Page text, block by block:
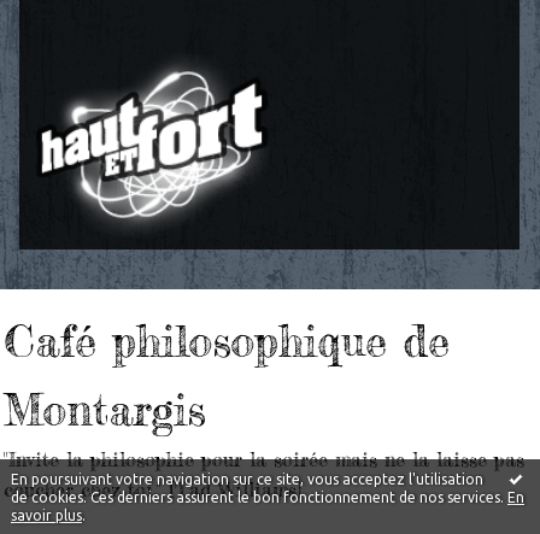
En poursuivant votre navigation sur ce site, vous acceptez l'utilisation
de cookies. Ces derniers assurent le bon fonctionnement de nos services. En
savoir plus.
Café philosophique de
Montargis
"Invite la philosophie pour la soirée mais ne la laisse pas
coucher chez toi." [Tad Williams]